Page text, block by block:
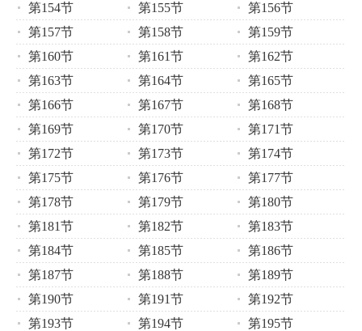
第154节
第155节
第156节
第157节
第158节
第159节
第160节
第161节
第162节
第163节
第164节
第165节
第166节
第167节
第168节
第169节
第170节
第171节
第172节
第173节
第174节
第175节
第176节
第177节
第178节
第179节
第180节
第181节
第182节
第183节
第184节
第185节
第186节
第187节
第188节
第189节
第190节
第191节
第192节
第193节
第194节
第195节